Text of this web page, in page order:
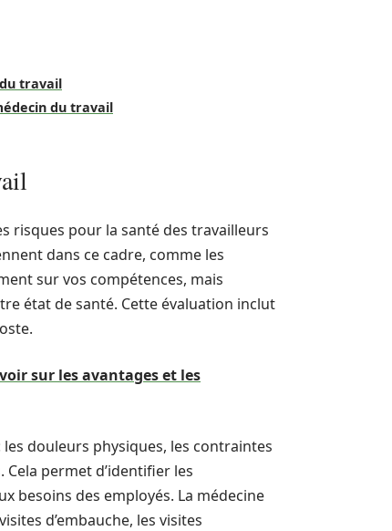
travail
du travail
risques pour la santé des travailleurs
dans ce cadre, comme les
sur vos compétences, mais
état de santé. Cette évaluation inclut
sur les avantages et les
douleurs physiques, les contraintes
permet d’identifier les
besoins des employés. La médecine
d’embauche, les visites